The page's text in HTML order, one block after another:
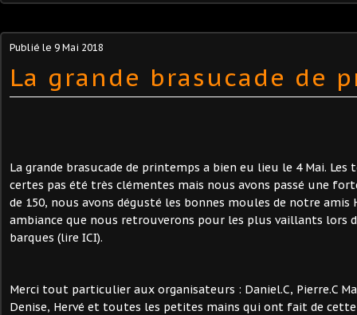
Publié le 9 Mai 2018
La grande brasucade de
La grande brasucade de printemps a bien eu lieu le 4 Mai. Les
certes pas été très clémentes mais nous avons passé une
de 150, nous avons dégusté les bonnes moules de notre amis
ambiance que nous retrouverons pour les plus vaillants lors
barques (lire ICI).
Merci tout particulier aux organisateurs : Daniel.C, Pierre.C
Denise, Hervé et toutes les petites mains qui ont fait de